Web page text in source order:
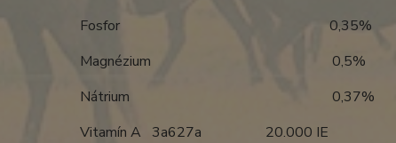
Fosfor 0,35%
Magnézium 0,5%
Nátrium 0,37%
Vitamín A 3a627a 20.000 IE